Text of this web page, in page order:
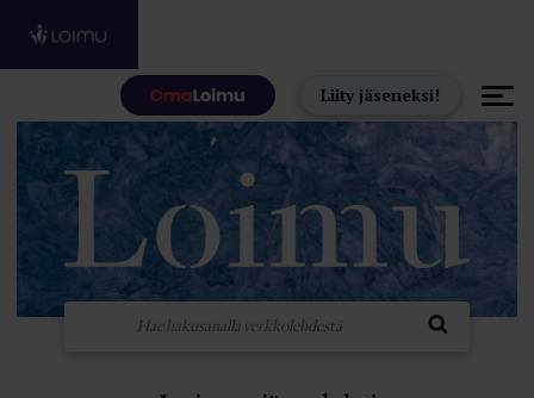
Liity jäseneksi!